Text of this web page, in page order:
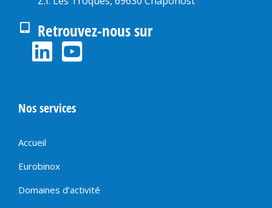
Retrouvez-nous sur
Nos services
Accueil
Eurobinox
Domaines d’activité